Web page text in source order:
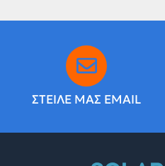
ΣΤΕΙΛΕ ΜΑΣ EMAIL